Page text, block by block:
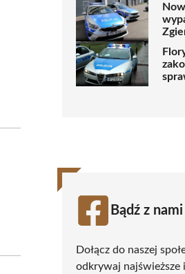
Bądź z
Dołącz do naszej
odkrywaj najświeższe